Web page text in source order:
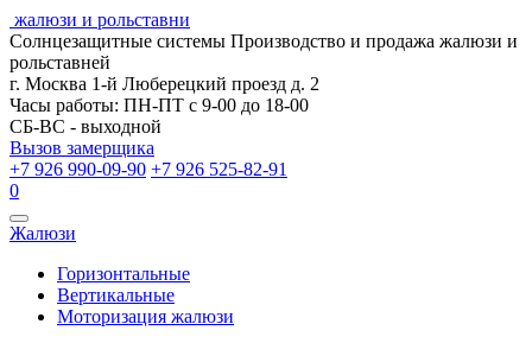
жалюзи и рольставни
Солнцезащитные системы Производство и продажа жалюзи и
рольставней
г. Москва 1-й Люберецкий проезд д. 2
Часы работы: ПН-ПТ с 9-00 до 18-00
СБ-ВС - выходной
Вызов замерщика
+7 926 990-09-90 +7 926 525-82-91
0
Открыть
навигацию
Жалюзи
Горизонтальные
Вертикальные
Моторизация жалюзи